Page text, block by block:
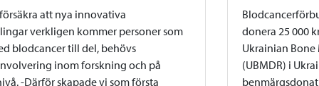
att nya innovativa
verkligen kommer personer som
blodcancer till del, behövs
inom forskning och på
-Därför skapade vi som första
donera 25 000
Ukrainian
(UBMDR) i